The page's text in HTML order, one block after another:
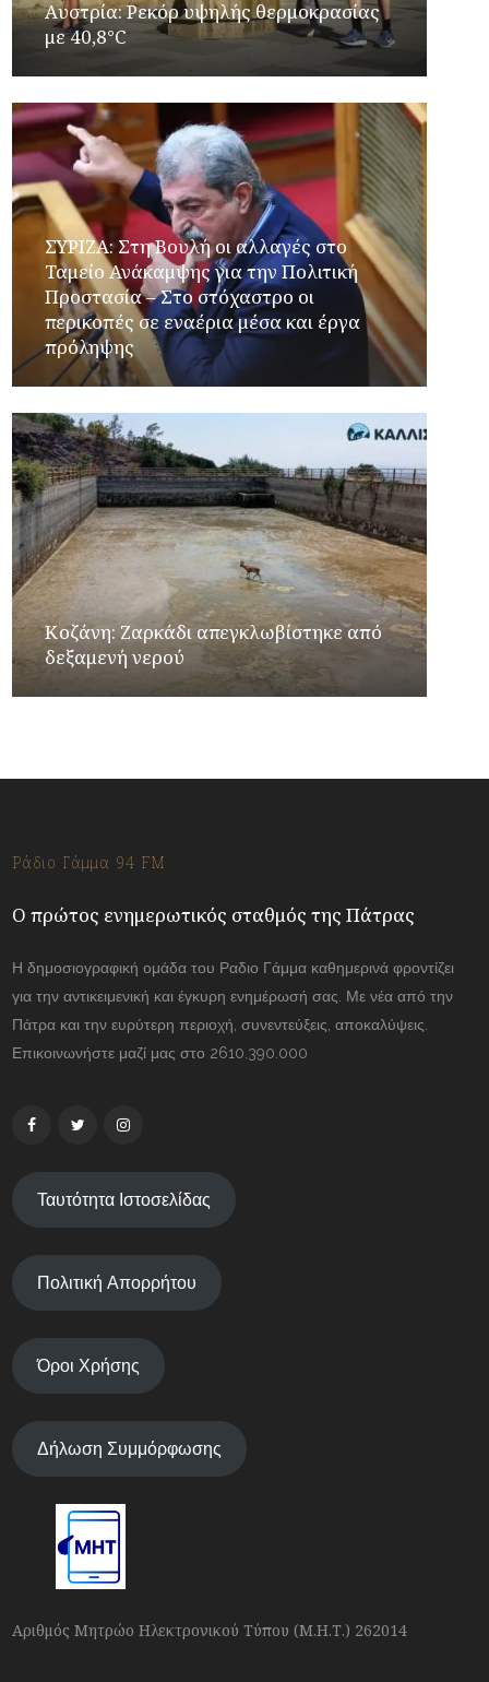
Αυστρία: Ρεκόρ υψηλής θερμοκρασίας
με 40,8°C
ΣΥΡΙΖΑ: Στη Βουλή οι αλλαγές στο
Ταμείο Ανάκαμψης για την Πολιτική
Προστασία – Στο στόχαστρο οι
περικοπές σε εναέρια μέσα και έργα
πρόληψης
Κοζάνη: Ζαρκάδι απεγκλωβίστηκε από
δεξαμενή νερού
Ράδιο Γάμμα 94 FM
Ο πρώτος ενημερωτικός σταθμός της Πάτρας
Η δημοσιογραφική ομάδα του Ραδιο Γάμμα καθημερινά φροντίζει
για την αντικειμενική και έγκυρη ενημέρωσή σας. Με νέα από την
Πάτρα και την ευρύτερη περιοχή, συνεντεύξεις, αποκαλύψεις.
Επικοινωνήστε μαζί μας στο 2610.390.000
Ταυτότητα Ιστοσελίδας
Πολιτική Απορρήτου
Όροι Χρήσης
Δήλωση Συμμόρφωσης
Αριθμός Μητρώο Ηλεκτρονικού Τύπου (Μ.Η.Τ.) 262014